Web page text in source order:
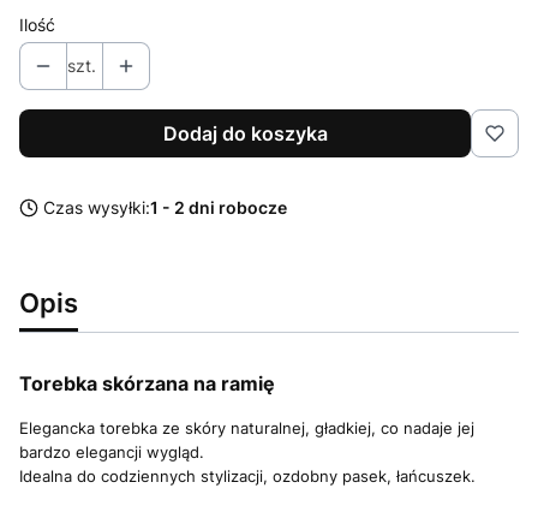
Ilość
szt.
Dodaj do koszyka
Czas wysyłki:1 - 2 dni robocze
Opis
Torebka skórzana na ramię
Elegancka torebka ze skóry naturalnej, gładkiej, co nadaje jej
bardzo elegancji wygląd.
Idealna do codziennych stylizacji, ozdobny pasek, łańcuszek.